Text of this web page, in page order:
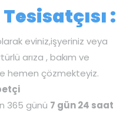
:
eviniz,işyeriniz veya
arıza , bakım ve
ile hemen çözmekteyiz.
365 günü 7 gün 24 saat